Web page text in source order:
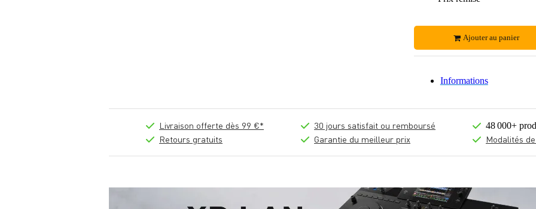
Ajouter au panier
Informations
Livraison offerte dès 99 €*
Retours gratuits
30 jours satisfait ou remboursé
Garantie du meilleur prix
48 000+
Modalités